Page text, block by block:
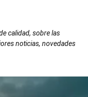
calidad, sobre las
noticias, novedades